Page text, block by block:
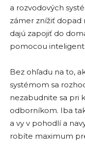
a rozvodových
zámer znížiť dopad
dajú zapojiť do
pomocou
Bez ohľadu na to,
systémom sa
nezabudnite sa pri
odborníkom. Iba
a vy v pohodlí a
robíte maximum